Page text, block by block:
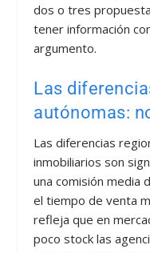
dos o tres
tener información
argumento.
Las
autónomas:
Las diferencias
inmobiliarios son
una comisión
el tiempo de venta
refleja que en
poco stock las